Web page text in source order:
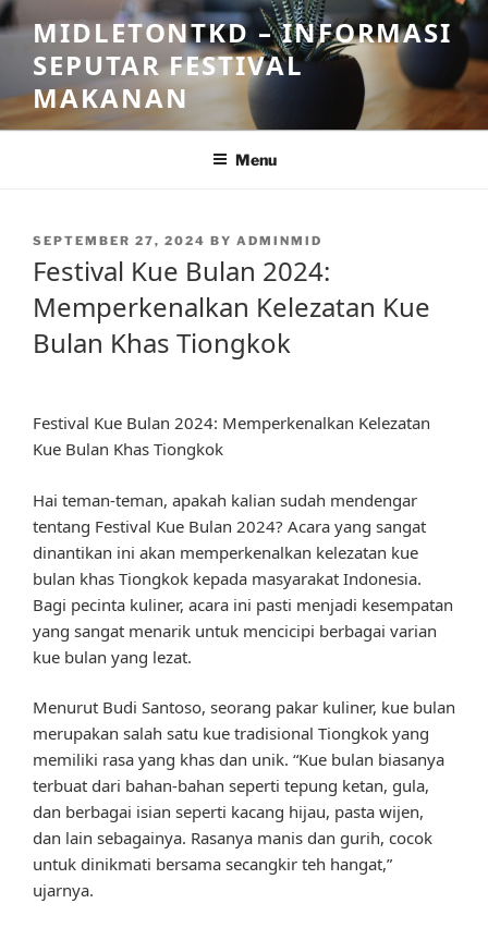
Skip
to
content
MIDLETONTKD – INFORMASI
SEPUTAR FESTIVAL
MAKANAN
Menu
POSTED
SEPTEMBER 27, 2024 BY ADMINMID
Festival Kue Bulan 2024:
Memperkenalkan Kelezatan Kue
Bulan Khas Tiongkok
Festival Kue Bulan 2024: Memperkenalkan Kelezatan
Kue Bulan Khas Tiongkok
Hai teman-teman, apakah kalian sudah mendengar
tentang Festival Kue Bulan 2024? Acara yang sangat
dinantikan ini akan memperkenalkan kelezatan kue
bulan khas Tiongkok kepada masyarakat Indonesia.
Bagi pecinta kuliner, acara ini pasti menjadi kesempatan
yang sangat menarik untuk mencicipi berbagai varian
kue bulan yang lezat.
Menurut Budi Santoso, seorang pakar kuliner, kue bulan
merupakan salah satu kue tradisional Tiongkok yang
memiliki rasa yang khas dan unik. “Kue bulan biasanya
terbuat dari bahan-bahan seperti tepung ketan, gula,
dan berbagai isian seperti kacang hijau, pasta wijen,
dan lain sebagainya. Rasanya manis dan gurih, cocok
untuk dinikmati bersama secangkir teh hangat,”
ujarnya.